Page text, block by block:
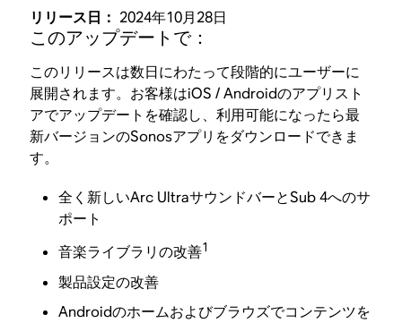
リリース日： 2024年10月28日
このアップデートで：
このリリースは数日にわたって段階的にユーザーに
展開されます。お客様はiOS / Androidのアプリスト
アでアップデートを確認し、利用可能になったら最
新バージョンのSonosアプリをダウンロードできま
す。
全く新しいArc UltraサウンドバーとSub 4へのサ
ポート
音楽ライブラリの改善1
製品設定の改善
Androidのホームおよびブラウズでコンテンツを